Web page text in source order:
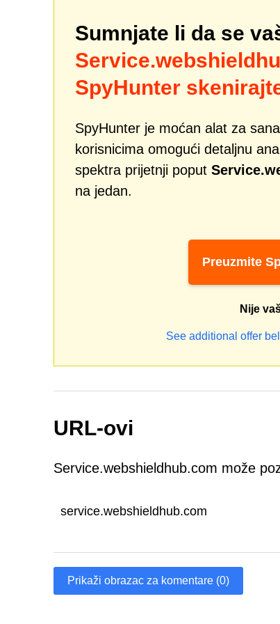
Sumnjate li da se
SpyHunter
SpyHunter je moćan alat za
korisnicima omogući detaljnu
spektra prijetnji poput
na jedan.
Preuzmite
Nije
See additional offer
URL-ovi
Service.webshieldhub.com može
service.webshieldhub.com
Prikaži obrazac za komentare (0)